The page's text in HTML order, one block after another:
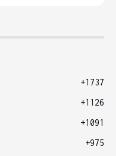
+1737
+1126
+1091
+975